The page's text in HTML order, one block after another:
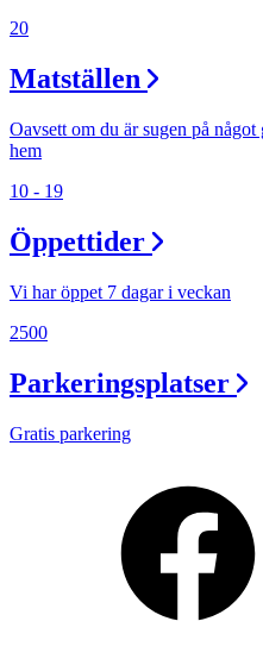
20
Matställen
Oavsett om du är sugen på
hem
10 - 19
Öppettider
Vi har öppet 7 dagar i veckan
2500
Parkeringsplatser
Gratis parkering